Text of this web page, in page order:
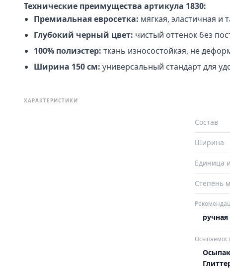
Технические преимущества артикула 1830:
Премиальная евросетка: мягкая, эластичная и
Глубокий черный цвет: чистый оттенок без
100% полиэстер: ткань износостойкая, не
Ширина 150 см: универсальный стандарт для
ХАРАКТЕРИСТИКИ
Состав
Ширина
Единица
Степень